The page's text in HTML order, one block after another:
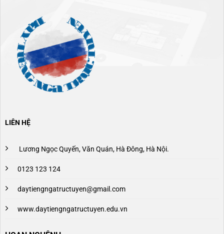
LIÊN HỆ
Lương Ngọc Quyến, Văn Quán, Hà Đông, Hà Nội.
0123 123 124
daytiengngatructuyen@gmail.com
www.daytiengngatructuyen.edu.vn